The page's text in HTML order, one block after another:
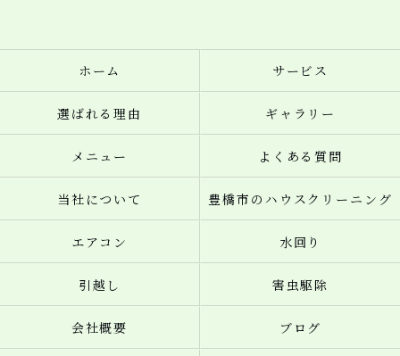
ホーム サービス
選ばれる理由 ギャラリー
メニュー よくある質問
当社について 豊橋市のハウスクリーニング
エアコン 水回り
引越し 害虫駆除
会社概要 ブログ